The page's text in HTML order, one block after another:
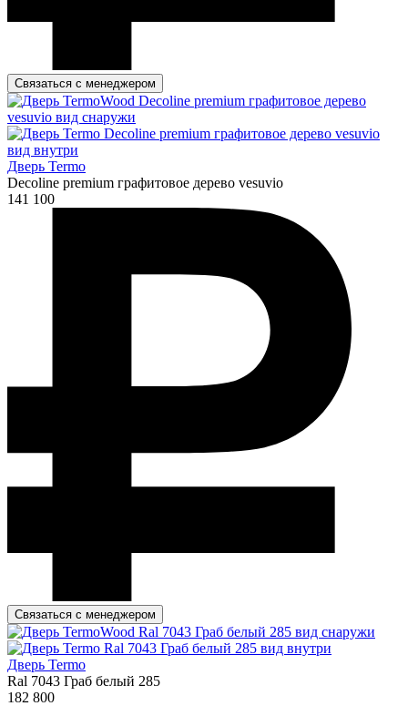
Связаться с менеджером
Дверь Termo
Decoline premium графитовое дерево vesuvio
141 100
Связаться с менеджером
Дверь Termo
Ral 7043 Граб белый 285
182 800